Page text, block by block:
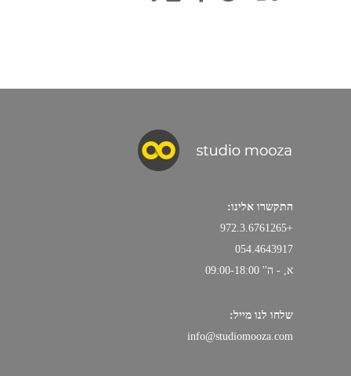
התקשרו אלינו:
+972.3.6761265
054.4643917
א, - ה'' 09:00-18:00
שלחו לנו מייל:
info@studiomooza.com